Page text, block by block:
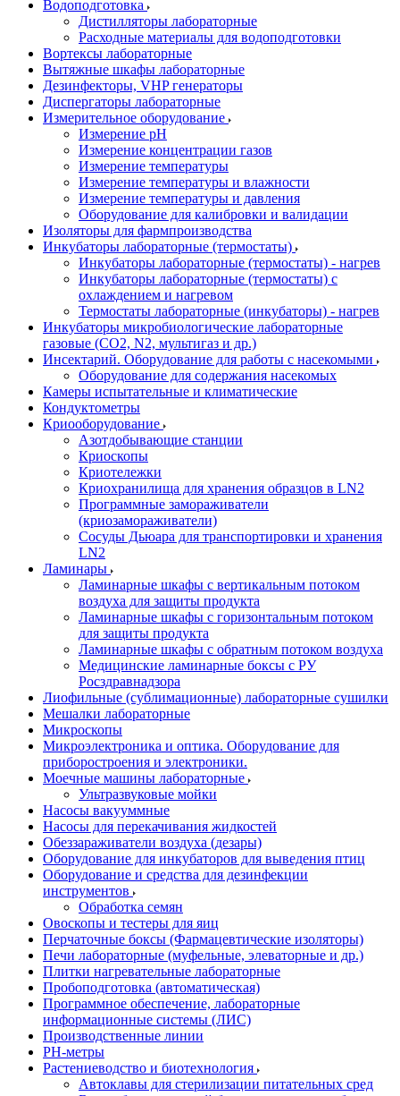
Водоподготовка
Дистилляторы лабораторные
Расходные материалы для водоподготовки
Вортексы лабораторные
Вытяжные шкафы лабораторные
Дезинфекторы, VHP генераторы
Диспергаторы лабораторные
Измерительное оборудование
Измерение pH
Измерение концентрации газов
Измерение температуры
Измерение температуры и влажности
Измерение температуры и давления
Оборудование для калибровки и валидации
Изоляторы для фармпроизводства
Инкубаторы лабораторные (термостаты)
Инкубаторы лабораторные (термостаты) - нагрев
Инкубаторы лабораторные (термостаты) с
охлаждением и нагревом
Термостаты лабораторные (инкубаторы) - нагрев
Инкубаторы микробиологические лабораторные
газовые (CO2, N2, мультигаз и др.)
Инсектарий. Оборудование для работы с насекомыми
Оборудование для содержания насекомых
Камеры испытательные и климатические
Кондуктометры
Криооборудование
Азотдобывающие станции
Криоскопы
Криотележки
Криохранилища для хранения образцов в LN2
Программные замораживатели
(криозамораживатели)
Сосуды Дьюара для транспортировки и хранения
LN2
Ламинары
Ламинарные шкафы с вертикальным потоком
воздуха для защиты продукта
Ламинарные шкафы с горизонтальным потоком
для защиты продукта
Ламинарные шкафы с обратным потоком воздуха
Медицинские ламинарные боксы с РУ
Росздравнадзора
Лиофильные (сублимационные) лабораторные сушилки
Мешалки лабораторные
Микроскопы
Микроэлектроника и оптика. Оборудование для
приборостроения и электроники.
Моечные машины лабораторные
Ультразвуковые мойки
Насосы вакууммные
Насосы для перекачивания жидкостей
Обеззараживатели воздуха (дезары)
Оборудование для инкубаторов для выведения птиц
Оборудование и средства для дезинфекции
инструментов
Обработка семян
Овоскопы и тестеры для яиц
Перчаточные боксы (Фармацевтические изоляторы)
Печи лабораторные (муфельные, элеваторные и др.)
Плитки нагревательные лабораторные
Пробоподготовка (автоматическая)
Программное обеспечение, лабораторные
информационные системы (ЛИС)
Производственные линии
РH-метры
Растениеводство и биотехнология
Автоклавы для стерилизации питательных сред